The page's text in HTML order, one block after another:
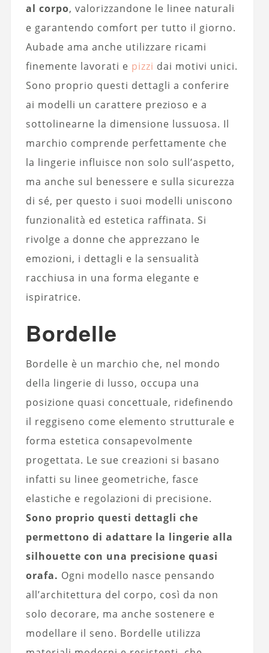
al corpo, valorizzandone le linee naturali
e garantendo comfort per tutto il giorno.
Aubade ama anche utilizzare ricami
finemente lavorati e pizzi dai motivi unici.
Sono proprio questi dettagli a conferire
ai modelli un carattere prezioso e a
sottolinearne la dimensione lussuosa. Il
marchio comprende perfettamente che
la lingerie influisce non solo sull’aspetto,
ma anche sul benessere e sulla sicurezza
di sé, per questo i suoi modelli uniscono
funzionalità ed estetica raffinata. Si
rivolge a donne che apprezzano le
emozioni, i dettagli e la sensualità
racchiusa in una forma elegante e
ispiratrice.
Bordelle
Bordelle è un marchio che, nel mondo
della lingerie di lusso, occupa una
posizione quasi concettuale, ridefinendo
il reggiseno come elemento strutturale e
forma estetica consapevolmente
progettata. Le sue creazioni si basano
infatti su linee geometriche, fasce
elastiche e regolazioni di precisione.
Sono proprio questi dettagli che
permettono di adattare la lingerie alla
silhouette con una precisione quasi
orafa. Ogni modello nasce pensando
all’architettura del corpo, così da non
solo decorare, ma anche sostenere e
modellare il seno. Bordelle utilizza